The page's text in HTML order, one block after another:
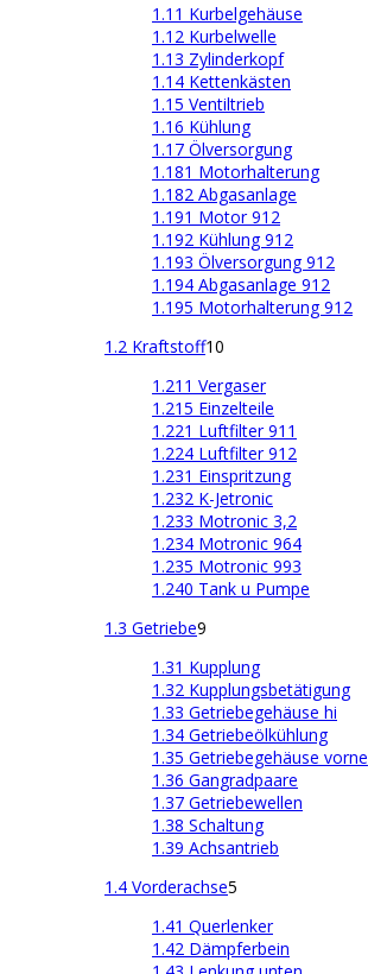
1.11 Kurbelgehäuse
1.12 Kurbelwelle
1.13 Zylinderkopf
1.14 Kettenkästen
1.15 Ventiltrieb
1.16 Kühlung
1.17 Ölversorgung
1.181 Motorhalterung
1.182 Abgasanlage
1.191 Motor 912
1.192 Kühlung 912
1.193 Ölversorgung 912
1.194 Abgasanlage 912
1.195 Motorhalterung 912
1.2 Kraftstoff10
1.211 Vergaser
1.215 Einzelteile
1.221 Luftfilter 911
1.224 Luftfilter 912
1.231 Einspritzung
1.232 K-Jetronic
1.233 Motronic 3,2
1.234 Motronic 964
1.235 Motronic 993
1.240 Tank u Pumpe
1.3 Getriebe9
1.31 Kupplung
1.32 Kupplungsbetätigung
1.33 Getriebegehäuse hi
1.34 Getriebeölkühlung
1.35 Getriebegehäuse vorne
1.36 Gangradpaare
1.37 Getriebewellen
1.38 Schaltung
1.39 Achsantrieb
1.4 Vorderachse5
1.41 Querlenker
1.42 Dämpferbein